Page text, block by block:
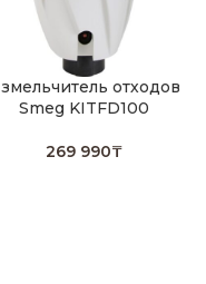
отходов
Smeg KITFD100
269 990₸